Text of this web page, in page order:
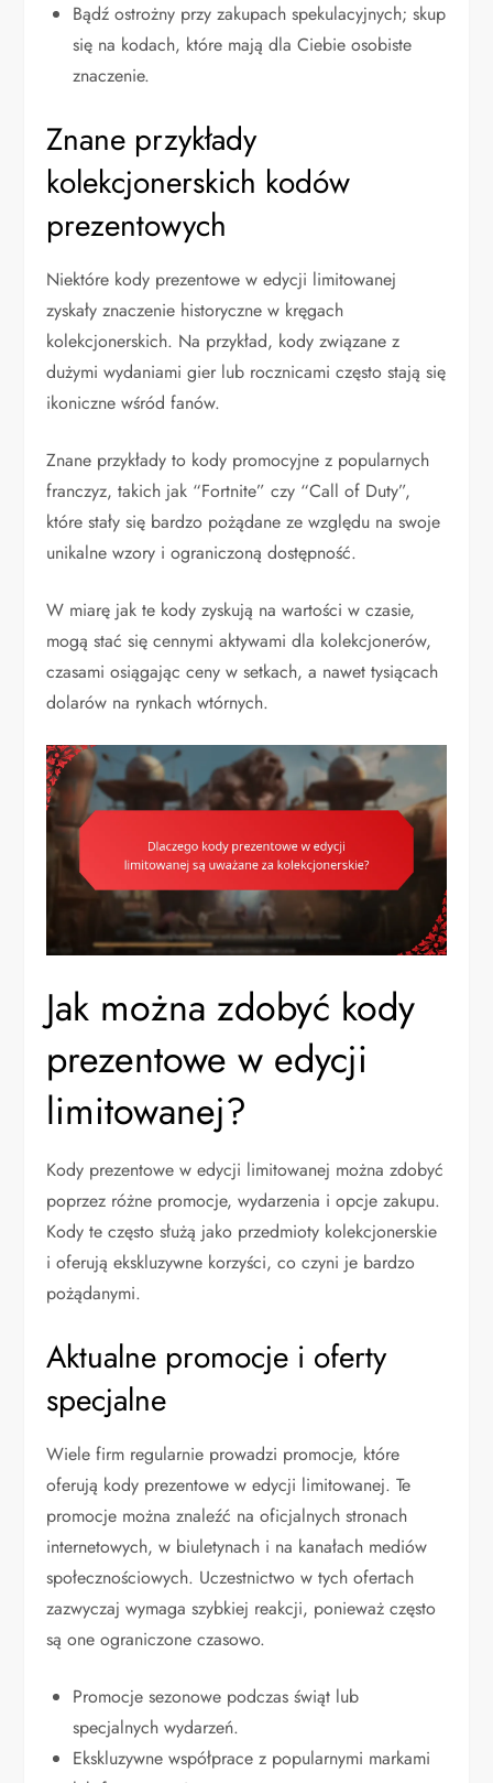
Bądź ostrożny przy zakupach spekulacyjnych; skup
się na kodach, które mają dla Ciebie osobiste
znaczenie.
Znane przykłady
kolekcjonerskich kodów
prezentowych
Niektóre kody prezentowe w edycji limitowanej
zyskały znaczenie historyczne w kręgach
kolekcjonerskich. Na przykład, kody związane z
dużymi wydaniami gier lub rocznicami często stają się
ikoniczne wśród fanów.
Znane przykłady to kody promocyjne z popularnych
franczyz, takich jak “Fortnite” czy “Call of Duty”,
które stały się bardzo pożądane ze względu na swoje
unikalne wzory i ograniczoną dostępność.
W miarę jak te kody zyskują na wartości w czasie,
mogą stać się cennymi aktywami dla kolekcjonerów,
czasami osiągając ceny w setkach, a nawet tysiącach
dolarów na rynkach wtórnych.
Jak można zdobyć kody
prezentowe w edycji
limitowanej?
Kody prezentowe w edycji limitowanej można zdobyć
poprzez różne promocje, wydarzenia i opcje zakupu.
Kody te często służą jako przedmioty kolekcjonerskie
i oferują ekskluzywne korzyści, co czyni je bardzo
pożądanymi.
Aktualne promocje i oferty
specjalne
Wiele firm regularnie prowadzi promocje, które
oferują kody prezentowe w edycji limitowanej. Te
promocje można znaleźć na oficjalnych stronach
internetowych, w biuletynach i na kanałach mediów
społecznościowych. Uczestnictwo w tych ofertach
zazwyczaj wymaga szybkiej reakcji, ponieważ często
są one ograniczone czasowo.
Promocje sezonowe podczas świąt lub
specjalnych wydarzeń.
Ekskluzywne współprace z popularnymi markami